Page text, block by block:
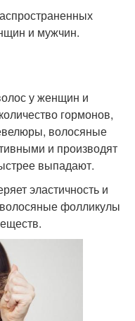
и мужчин.
у женщин и
гормонов,
волосяные
и производят
выпадают.
эластичность и
фолликулы